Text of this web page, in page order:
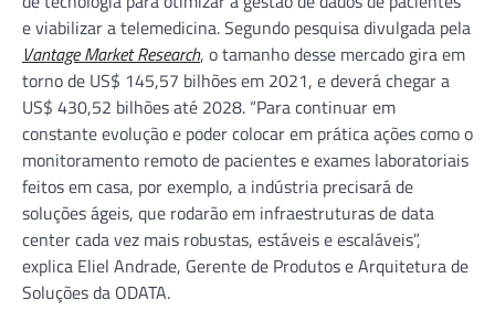
e viabilizar a telemedicina. Segundo pesquisa divulgada pela
Vantage Market Research, o tamanho desse mercado gira em
torno de US$ 145,57 bilhões em 2021, e deverá chegar a
US$ 430,52 bilhões até 2028. “Para continuar em
constante evolução e poder colocar em prática ações como o
monitoramento remoto de pacientes e exames laboratoriais
feitos em casa, por exemplo, a indústria precisará de
soluções ágeis, que rodarão em infraestruturas de data
center cada vez mais robustas, estáveis e escaláveis”,
explica Eliel Andrade, Gerente de Produtos e Arquitetura de
Soluções da ODATA.